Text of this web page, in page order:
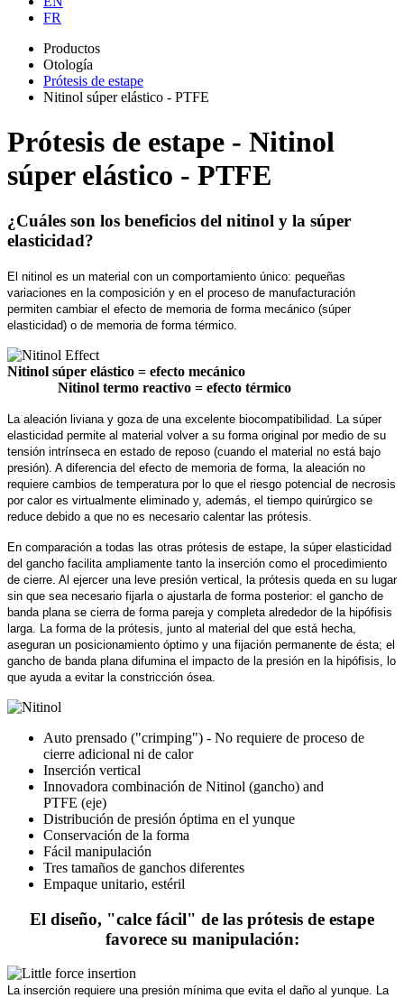
FR
Productos
Otología
Prótesis de estape
Nitinol súper elástico - PTFE
Prótesis de estape - Nitinol
súper elástico - PTFE
¿Cuáles son los beneficios del nitinol y la súper
elasticidad?
El nitinol es un material con un comportamiento único: pequeñas
variaciones en la composición y en el proceso de manufacturación
permiten cambiar el efecto de memoria de forma mecánico (súper
elasticidad) o de memoria de forma térmico.
Nitinol súper elástico = efecto mecánico
Nitinol termo reactivo = efecto térmico
La aleación liviana y goza de una excelente biocompatibilidad. La súper
elasticidad permite al material volver a su forma original por medio de su
tensión intrínseca en estado de reposo (cuando el material no está bajo
presión). A diferencia del efecto de memoria de forma, la aleación no
requiere cambios de temperatura por lo que el riesgo potencial de necrosis
por calor es virtualmente eliminado y, además, el tiempo quirúrgico se
reduce debido a que no es necesario calentar las prótesis.
En comparación a todas las otras prótesis de estape, la súper elasticidad
del gancho facilita ampliamente tanto la inserción como el procedimiento
de cierre. Al ejercer una leve presión vertical, la prótesis queda en su lugar
sin que sea necesario fijarla o ajustarla de forma posterior: el gancho de
banda plana se cierra de forma pareja y completa alrededor de la hipófisis
larga. La forma de la prótesis, junto al material del que está hecha,
aseguran un posicionamiento óptimo y una fijación permanente de ésta; el
gancho de banda plana difumina el impacto de la presión en la hipófisis, lo
que ayuda a evitar la constricción ósea.
Auto prensado ("crimping") - No requiere de proceso de
cierre adicional ni de calor
Inserción vertical
Innovadora combinación de Nitinol (gancho) and
PTFE (eje)
Distribución de presión óptima en el yunque
Conservación de la forma
Fácil manipulación
Tres tamaños de ganchos diferentes
Empaque unitario, estéril
El diseño, "calce fácil" de las prótesis de estape
favorece su manipulación:
La inserción requiere una presión mínima que evita el daño al yunque. La